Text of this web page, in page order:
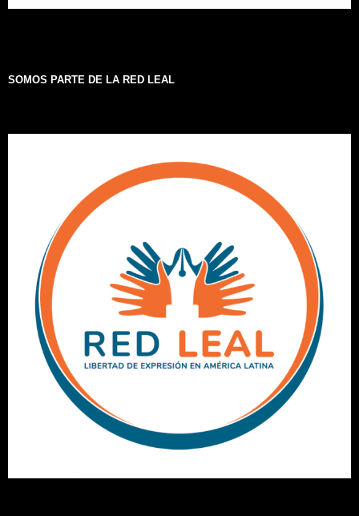
SOMOS PARTE DE LA RED LEAL